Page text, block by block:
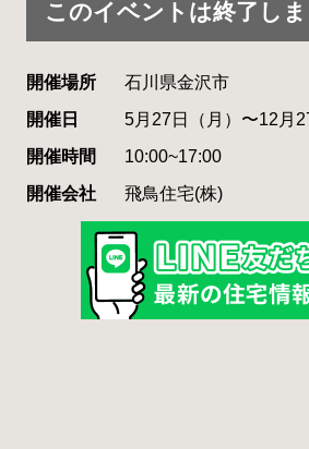
このイベントは終了し
開催場所
石川県金沢市
開催日
5月27日（月）〜12月
開催時間
10:00~17:00
開催会社
飛鳥住宅(株)